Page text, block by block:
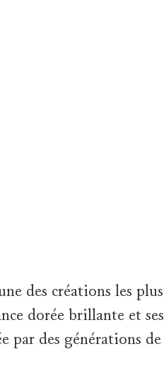
des créations les plus
dorée brillante et ses
par des générations de